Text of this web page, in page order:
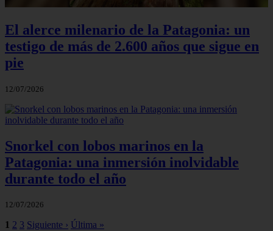
El alerce milenario de la Patagonia: un
testigo de más de 2.600 años que sigue en
pie
12/07/2026
Snorkel con lobos marinos en la
Patagonia: una inmersión inolvidable
durante todo el año
12/07/2026
1 2 3 Siguiente › Última »